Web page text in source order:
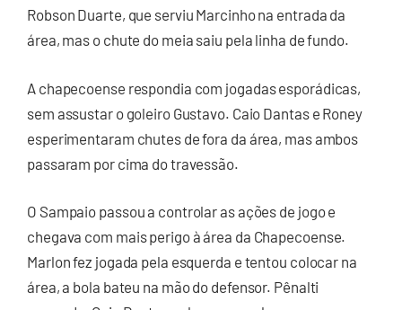
Robson Duarte, que serviu Marcinho na entrada da
área, mas o chute do meia saiu pela linha de fundo.
A chapecoense respondia com jogadas esporádicas,
sem assustar o goleiro Gustavo. Caio Dantas e Roney
esperimentaram chutes de fora da área, mas ambos
passaram por cima do travessão.
O Sampaio passou a controlar as ações de jogo e
chegava com mais perigo à área da Chapecoense.
Marlon fez jogada pela esquerda e tentou colocar na
área, a bola bateu na mão do defensor. Pênalti